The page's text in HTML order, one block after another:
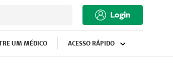
Login
UM MÉDICO ACESSO RÁPIDO